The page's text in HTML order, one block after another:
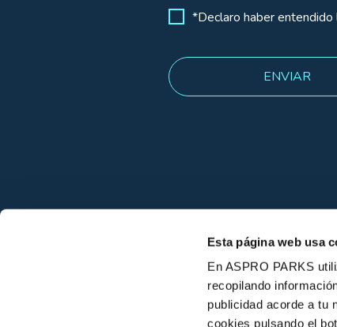
Esta página web usa
En ASPRO PARKS
recopilando
publicidad acorde a tu
cookies pulsando el
*Declaro haber entendido